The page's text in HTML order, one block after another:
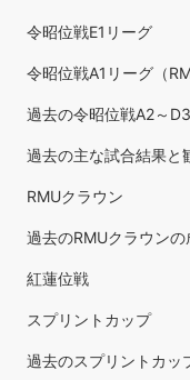
令昭位戦E1リーグ
令昭位戦A1リーグ（
過去の令昭位戦A2～
過去の主な試合結果と
RMUクラウン
過去のRMUクラウンの
紅蓮位戦
スプリントカップ
過去のスプリントカッ